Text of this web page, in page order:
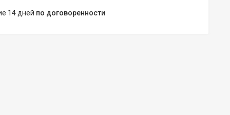
14 дней по договоренности